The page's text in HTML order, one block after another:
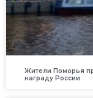
Жители Поморья
награду России